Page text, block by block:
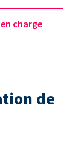
charge
de